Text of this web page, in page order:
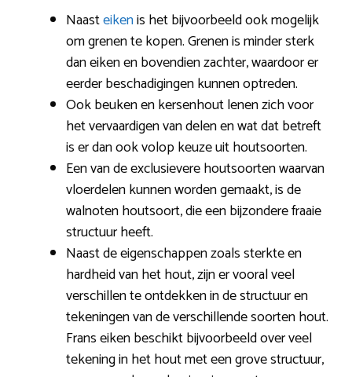
Naasteikenis het bijvoorbeeld ook mogelijk
om grenen te kopen. Grenen is minder sterk
dan eiken en bovendien zachter, waardoor er
eerder beschadigingen kunnen optreden.
Ook beuken en kersenhout lenen zich voor
het vervaardigen van delen en wat dat betreft
is er dan ook volop keuze uit houtsoorten.
Een van de exclusievere houtsoorten waarvan
vloerdelen kunnen worden gemaakt, is de
walnoten houtsoort, die een bijzondere fraaie
structuur heeft.
Naast de eigenschappen zoals sterkte en
hardheid van het hout, zijn er vooral veel
verschillen te ontdekken in de structuur en
tekeningen van de verschillende soorten hout.
Frans eiken beschikt bijvoorbeeld over veel
tekening in het hout met een grove structuur,